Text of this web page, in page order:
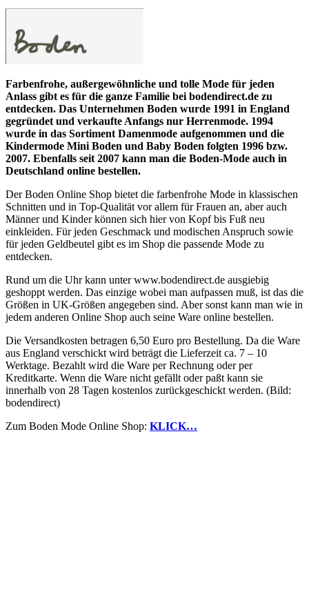
Farbenfrohe, außergewöhnliche und tolle Mode für jeden
Anlass gibt es für die ganze Familie bei bodendirect.de zu
entdecken. Das Unternehmen Boden wurde 1991 in England
gegründet und verkaufte Anfangs nur Herrenmode. 1994
wurde in das Sortiment Damenmode aufgenommen und die
Kindermode Mini Boden und Baby Boden folgten 1996 bzw.
2007. Ebenfalls seit 2007 kann man die Boden-Mode auch in
Deutschland online bestellen.
Der Boden Online Shop bietet die farbenfrohe Mode in klassischen
Schnitten und in Top-Qualität vor allem für Frauen an, aber auch
Männer und Kinder können sich hier von Kopf bis Fuß neu
einkleiden. Für jeden Geschmack und modischen Anspruch sowie
für jeden Geldbeutel gibt es im Shop die passende Mode zu
entdecken.
Rund um die Uhr kann unter www.bodendirect.de ausgiebig
geshoppt werden. Das einzige wobei man aufpassen muß, ist das die
Größen in UK-Größen angegeben sind. Aber sonst kann man wie in
jedem anderen Online Shop auch seine Ware online bestellen.
Die Versandkosten betragen 6,50 Euro pro Bestellung. Da die Ware
aus England verschickt wird beträgt die Lieferzeit ca. 7 – 10
Werktage. Bezahlt wird die Ware per Rechnung oder per
Kreditkarte. Wenn die Ware nicht gefällt oder paßt kann sie
innerhalb von 28 Tagen kostenlos zurückgeschickt werden. (Bild:
bodendirect)
Zum Boden Mode Online Shop: KLICK…